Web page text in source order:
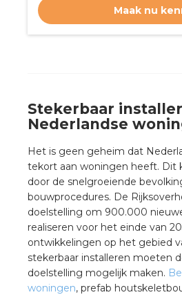
Maak nu
Stekerbaar
Nederlandse
Het is geen geheim dat
tekort aan woningen heeft. Dit
door de snelgroeiende
bouwprocedures. De
doelstelling om 900.000
realiseren voor het einde van
ontwikkelingen op het gebied
stekerbaar installeren moeten
doelstelling mogelijk maken.
woningen, prefab